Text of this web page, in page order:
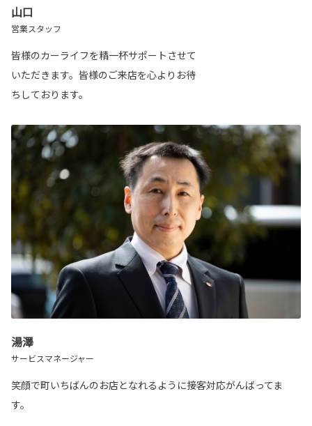
山口
営業スタッフ
皆様のカーライフを精一杯サポートさせて
いただきます。皆様のご来店を心よりお待
ちしております。
湯澤
サービスマネージャー
笑顔で町いちばんのお店となれるように接客対応がんばってま
す。